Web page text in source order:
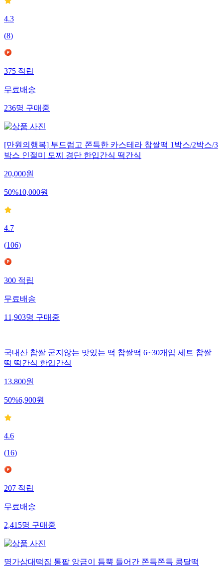
4.3
(8)
375적립
무료배송
236명구매중
[만원의행복] 부드럽고 쫀득한 카스테라 찹쌀떡 1박스/2박스/3
박스 인절미 모찌 경단 한입간식 떡간식
20,000원
50%10,000원
4.7
(106)
300적립
무료배송
11,903명구매중
국내산 찹쌀 굳지않는 맛있는 떡 찹쌀떡 6~30개입 세트 찹쌀
떡 떡간식 한입간식
13,800원
50%6,900원
4.6
(16)
207적립
무료배송
2,415명구매중
명가삼대떡집 통팥 앙금이 듬뿍 들어간 쫀득쫀득 콩달떡